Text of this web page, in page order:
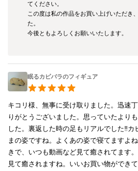
てください。
この度は私の作品をお買い上げいただき
た。
今後ともよろしくお願いいたします。
眠るカピバラのフィギュア
キコリ様、無事に受け取りました。迅速
りがとうございました。思っていたより
した。裏返した時の足もリアルでした‼️カ
まの姿ですね。よくあの姿で寝てますよ
きで、いつも動画など見て癒されてます
見て癒されますね。いいお買い物ができ